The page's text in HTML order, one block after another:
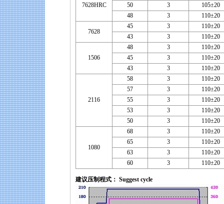
7628HRC
50
3
105±20
48
3 110±20
7628
45 3
110±20
43
3 110±20
1506
48 3
110±20
45
3
110±20
43
3 110±20
2116
58 3
110±20
57
3
110±20
55
3
110±20
53
3
110±20
50
3 110±20
1080
68 3
110±20
65
3
110±20
63
3
110±20
60
3 110±20
建议压制程式： Suggest cycle